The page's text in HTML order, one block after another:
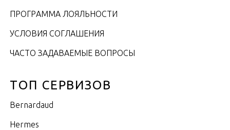
ПРОГРАММА ЛОЯЛЬНОСТИ
УСЛОВИЯ СОГЛАШЕНИЯ
ЧАСТО ЗАДАВАЕМЫЕ ВОПРОСЫ
ТОП СЕРВИЗОВ
Bernardaud
Hermes